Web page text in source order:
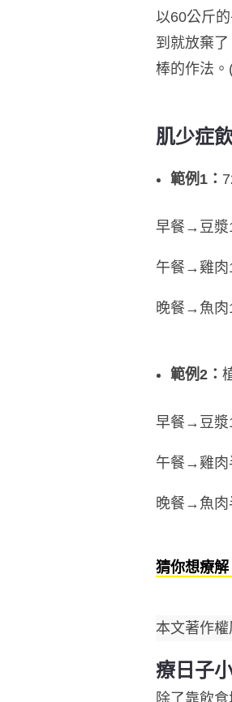
以60公斤
到就放棄
棒的作法
肌少症
範例1：
早餐→豆漿
午餐→雞肉
晚餐→魚肉
範例2：
早餐→豆漿
午餐→雞肉
晚餐→魚肉
猜你想療
本文著作
療日子
除了靠飲食